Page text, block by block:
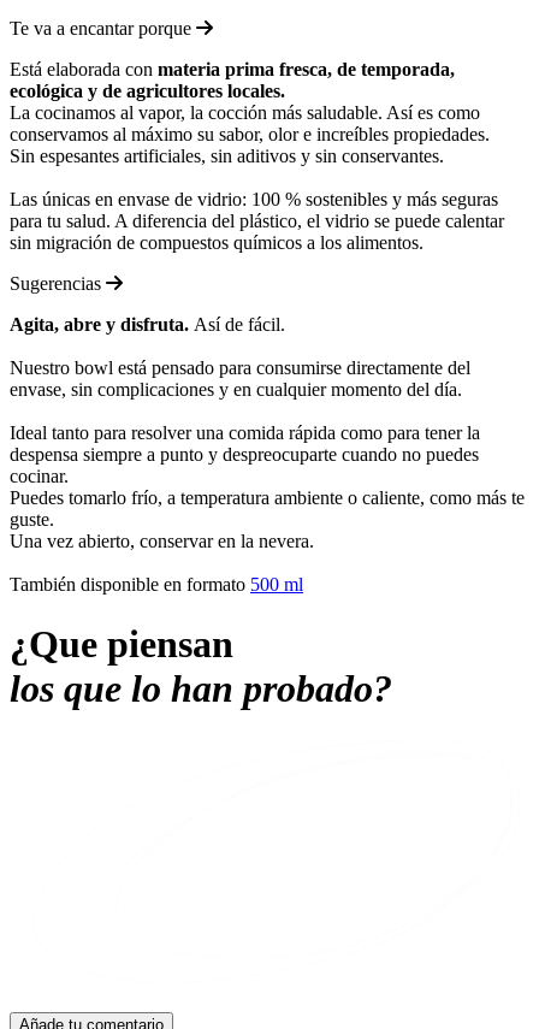
Te va a encantar porque
Está elaborada con materia prima fresca, de temporada,
ecológica y de agricultores locales.
La cocinamos al vapor, la cocción más saludable. Así es como
conservamos al máximo su sabor, olor e increíbles propiedades.
Sin espesantes artificiales, sin aditivos y sin conservantes.
Las únicas en envase de vidrio: 100 % sostenibles y más seguras
para tu salud. A diferencia del plástico, el vidrio se puede calentar
sin migración de compuestos químicos a los alimentos.
Sugerencias
Agita, abre y disfruta. Así de fácil.
Nuestro bowl está pensado para consumirse directamente del
envase, sin complicaciones y en cualquier momento del día.
Ideal tanto para resolver una comida rápida como para tener la
despensa siempre a punto y despreocuparte cuando no puedes
cocinar.
Puedes tomarlo frío, a temperatura ambiente o caliente, como más te
guste.
Una vez abierto, conservar en la nevera.
También disponible en formato 500 ml
¿Que piensan
los que lo han probado?
Añade tu comentario